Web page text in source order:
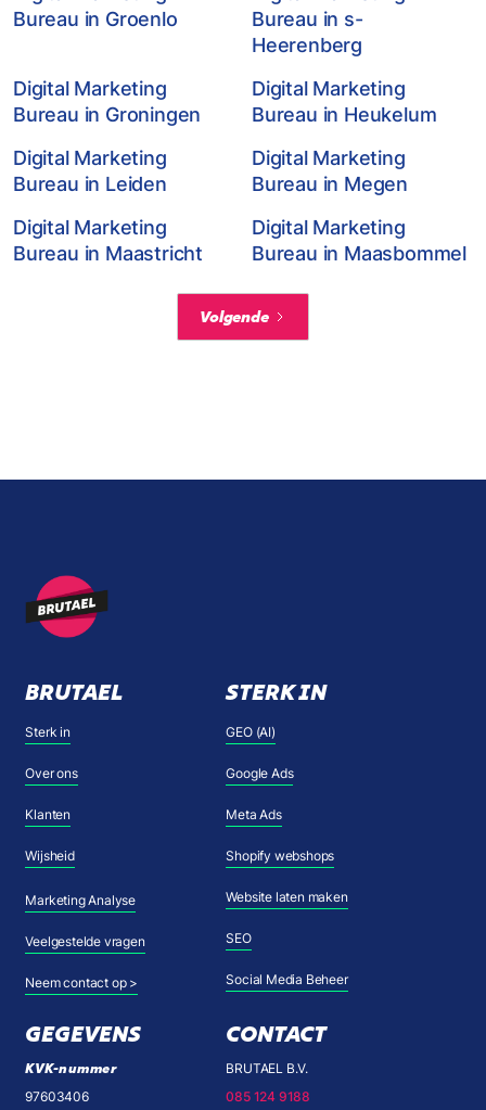
Bureau in Groenlo
Bureau in s-
Heerenberg
Digital Marketing
Bureau in Groningen
Digital Marketing
Bureau in Heukelum
Digital Marketing
Bureau in Leiden
Digital Marketing
Bureau in Megen
Digital Marketing
Bureau in Maastricht
Digital Marketing
Bureau in Maasbommel
Volgende
BRUTAEL
Sterk in
Over ons
Klanten
Wijsheid
Marketing Analyse
Veelgestelde vragen
Neem contact op >
STERK IN
GEO (AI)
Google Ads
Meta Ads
Shopify webshops
Website laten maken
SEO
Social Media Beheer
GEGEVENS
KVK-nummer
97603406
CONTACT
BRUTAEL B.V.
085 124 9188